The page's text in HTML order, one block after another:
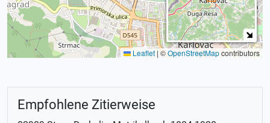
Leaflet |©OpenStreetMapcontributors
Empfohlene Zitierweise